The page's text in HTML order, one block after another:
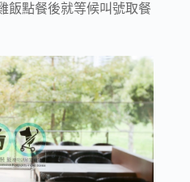
飯點餐後就等候叫號取餐